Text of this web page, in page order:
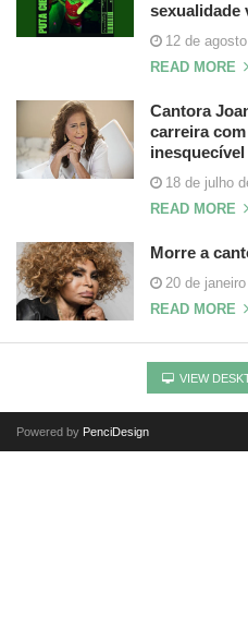
sexualidade
12 de
READ MORE
Cantora
carreira
inesquecível
18 de julho
READ MORE
Morre a
20 de
READ MORE
VIEW
Powered by PenciDesign